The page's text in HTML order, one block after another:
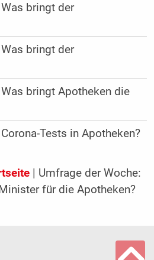
bringt der
bringt der
bringt Apotheken die
Tests in Apotheken?
| Umfrage der Woche:
für die Apotheken?